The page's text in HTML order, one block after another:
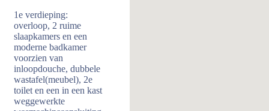
1e verdieping:
overloop, 2 ruime
slaapkamers en een
moderne badkamer
voorzien van
inloopdouche, dubbele
wastafel(meubel), 2e
toilet en een in een kast
weggewerkte